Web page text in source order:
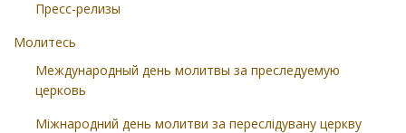
Пресс-релизы
Молитесь
Международный день молитвы за преследуемую
церковь
Міжнародний день молитви за переслідувану церкву